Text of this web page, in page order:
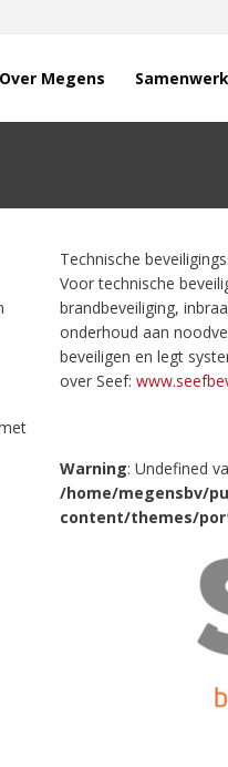
Over Megens
Technische
Voor technische
brandbeveiliging,
onderhoud aan
beveiligen en legt
over Seef:
Warning: Undefined
/home/megensbv/
content/themes/